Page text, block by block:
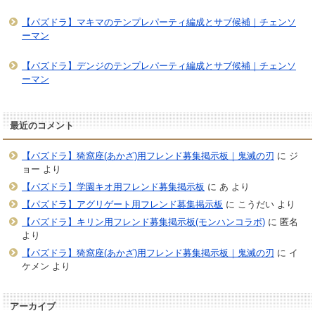
【パズドラ】マキマのテンプレパーティ編成とサブ候補｜チェンソ
ーマン
【パズドラ】デンジのテンプレパーティ編成とサブ候補｜チェンソ
ーマン
最近のコメント
【パズドラ】猗窩座(あかざ)用フレンド募集掲示板｜鬼滅の刃 に ジ
ョー より
【パズドラ】学園キオ用フレンド募集掲示板 に あ より
【パズドラ】アグリゲート用フレンド募集掲示板 に こうだいより
【パズドラ】キリン用フレンド募集掲示板(モンハンコラボ)に 匿名
より
【パズドラ】猗窩座(あかざ)用フレンド募集掲示板｜鬼滅の刃 に イ
ケメン より
アーカイブ